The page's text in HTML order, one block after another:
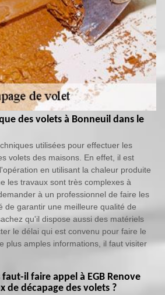
des volets à Bonneuil dans le
utilisées pour effectuer les
volets des maisons. En effet, il est
en utilisant la chaleur produite
les travaux sont très complexes à
à un professionnel de faire les
de garantir une meilleure qualité de
qu'il dispose aussi des matériels
le délai qui est convenu pour faire le
plus amples informations, il faut visiter
il faire appel à EGB Renove
de décapage des volets ?